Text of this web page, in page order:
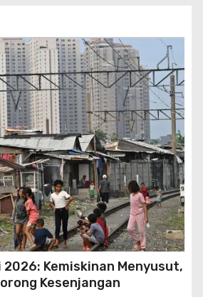
2026: Kemiskinan Menyusut,
Kesenjangan